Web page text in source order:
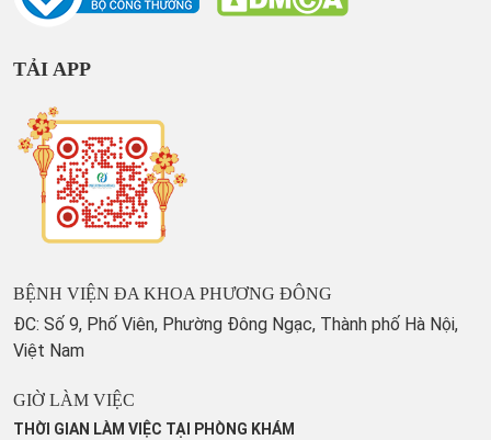
TẢI APP
BỆNH VIỆN ĐA KHOA PHƯƠNG ĐÔNG
ĐC: Số 9, Phố Viên, Phường Đông Ngạc, Thành phố Hà Nội,
Việt Nam
GIỜ LÀM VIỆC
THỜI GIAN LÀM VIỆC TẠI PHÒNG KHÁM